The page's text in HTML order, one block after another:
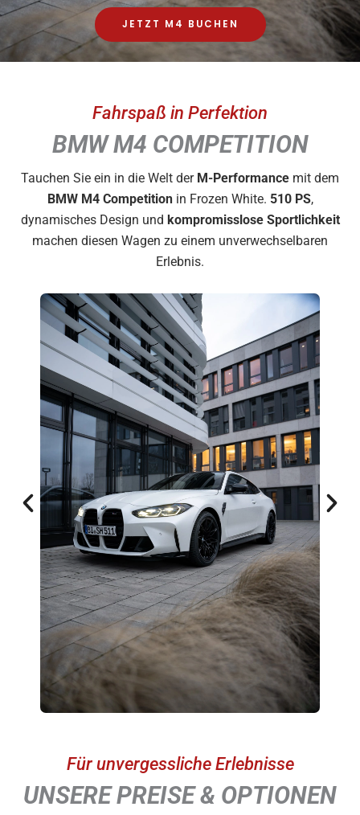
JETZT M4 BUCHEN
Fahrspaß in Perfektion
BMW M4 COMPETITION
Tauchen Sie ein in die Welt der M-Performance mit dem
BMW M4 Competitionin Frozen White. 510 PS,
dynamisches Design und kompromisslose Sportlichkeit
machen diesen Wagen zu einem unverwechselbaren
Erlebnis.
Für unvergessliche Erlebnisse
UNSERE PREISE & OPTIONEN